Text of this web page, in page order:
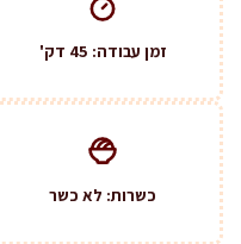
זמן עבודה: 45 דק'
כשרות: לא כשר